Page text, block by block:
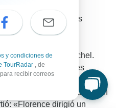
naturalmente a los
en Borgoña,
el Mont Saint-Michel.
conexiones sociales
de experiencias
entretenimiento nocturno. Un
«Florence dirigió un
y condiciones de
TourRadar , de
recibir correos